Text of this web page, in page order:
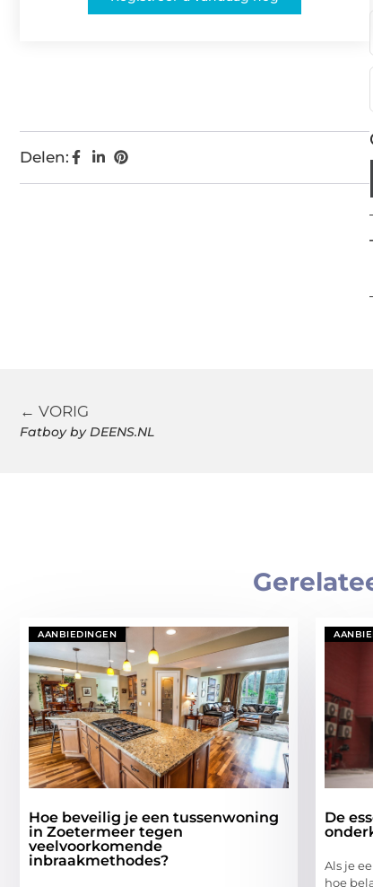
Delen:
← VORIG
Fatboy by DEENS.NL
AANBIEDINGEN
Hoe beveilig je een tussenwoning
in Zoetermeer tegen
veelvoorkomende
inbraakmethodes?
De
Als je
hoe